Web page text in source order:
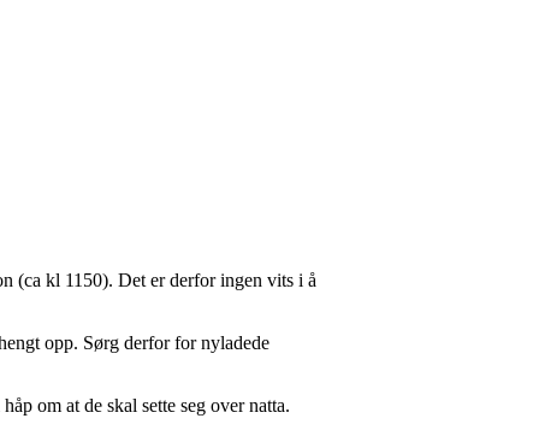
(ca kl 1150). Det er derfor ingen vits i å
opp. Sørg derfor for nyladede
om at de skal sette seg over natta.